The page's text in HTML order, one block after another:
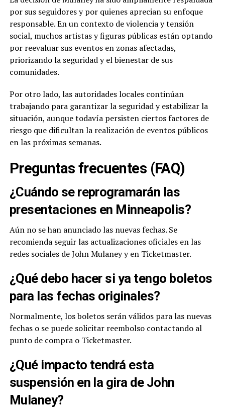
por sus seguidores y por quienes aprecian su enfoque
responsable. En un contexto de violencia y tensión
social, muchos artistas y figuras públicas están optando
por reevaluar sus eventos en zonas afectadas,
priorizando la seguridad y el bienestar de sus
comunidades.
Por otro lado, las autoridades locales continúan
trabajando para garantizar la seguridad y estabilizar la
situación, aunque todavía persisten ciertos factores de
riesgo que dificultan la realización de eventos públicos
en las próximas semanas.
Preguntas frecuentes (FAQ)
¿Cuándo se reprogramarán las
presentaciones en Minneapolis?
Aún no se han anunciado las nuevas fechas. Se
recomienda seguir las actualizaciones oficiales en las
redes sociales de John Mulaney y en Ticketmaster.
¿Qué debo hacer si ya tengo boletos
para las fechas originales?
Normalmente, los boletos serán válidos para las nuevas
fechas o se puede solicitar reembolso contactando al
punto de compra o Ticketmaster.
¿Qué impacto tendrá esta
suspensión en la gira de John
Mulaney?